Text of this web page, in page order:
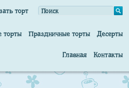
торт
торты Праздничные торты Десерты
Главная Контакты